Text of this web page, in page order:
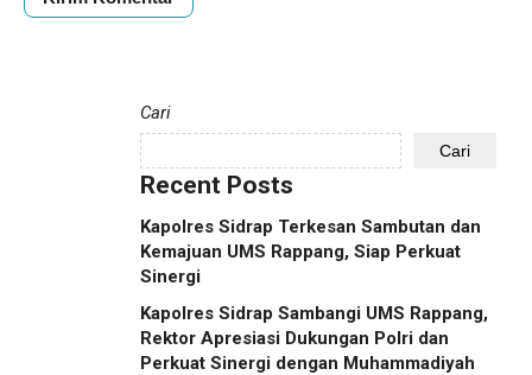
Cari
Cari
Recent Posts
Kapolres Sidrap Terkesan Sambutan dan
Kemajuan UMS Rappang, Siap Perkuat
Sinergi
Kapolres Sidrap Sambangi UMS Rappang,
Rektor Apresiasi Dukungan Polri dan
Perkuat Sinergi dengan Muhammadiyah